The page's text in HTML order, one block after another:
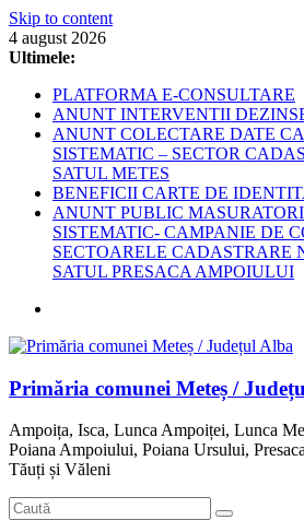
Skip to content
4 august 2026
Ultimele:
PLATFORMA E-CONSULTARE
ANUNT INTERVENTII
ANUNT COLECTARE DATE
SISTEMATIC – SECTOR
SATUL METES
BENEFICII CARTE DE
ANUNT PUBLIC
SISTEMATIC- CAMPANIE DE
SECTOARELE CADASTRARE
SATUL PRESACA AMPOIULUI
Primăria comunei Meteș /
Ampoița, Isca, Lunca Ampoiței, Lunca
Poiana Ampoiului, Poiana Ursului,
Tăuți și Văleni